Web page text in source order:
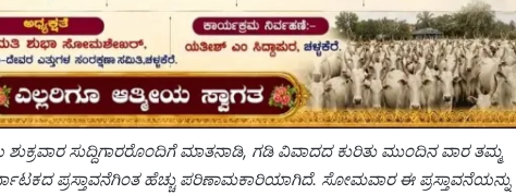
ಸುದ್ದಿಗಾರರೊಂದಿಗೆ ಮಾತನಾಡಿ, ಗಡಿ ವಿವಾದದ ಕುರಿತು ಮುಂದಿನ ವಾರ ತಮ್ಮ
ಪ್ರಸ್ತಾವನೆಗಿಂತ ಹೆಚ್ಚು ಪರಿಣಾಮಕಾರಿಯಾಗಿದೆ. ಸೋಮವಾರ ಈ ಪ್ರಸ್ತಾವನೆಯನ್ನು